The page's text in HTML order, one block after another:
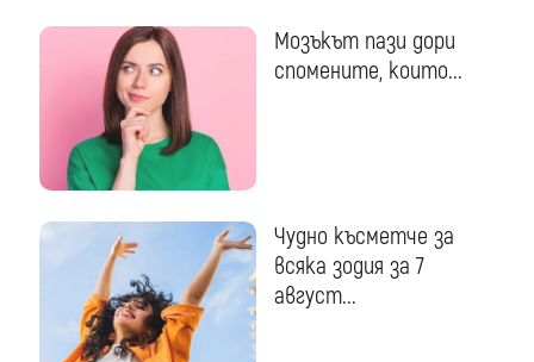
Мозъкът пази дори
спомените, които...
Чудно късметче за
всяка зодия за 7
август...